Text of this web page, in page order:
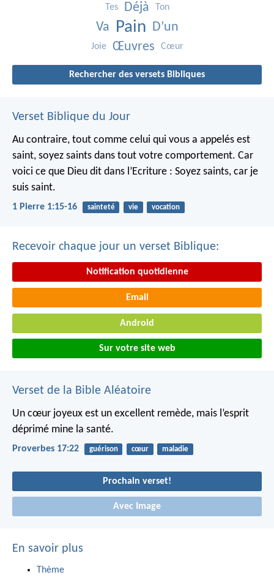
Tes Déjà Ton
Va Pain D’un
Joie Œuvres Cœur
Rechercher des versets Bibliques
Verset Biblique du Jour
Au contraire, tout comme celui qui vous a appelés est
saint, soyez saints dans tout votre comportement. Car
voici ce que Dieu dit dans l’Ecriture : Soyez saints, car je
suis saint.
1 Pierre 1:15-16 sainteté vie vocation
Recevoir chaque jour un verset Biblique:
Notification quotidienne
Email
Android
Sur votre site web
Verset de la Bible Aléatoire
Un cœur joyeux est un excellent remède, mais l’esprit
déprimé mine la santé.
Proverbes 17:22 guérison cœur maladie
Prochain verset!
Avec Image
En savoir plus
Thème